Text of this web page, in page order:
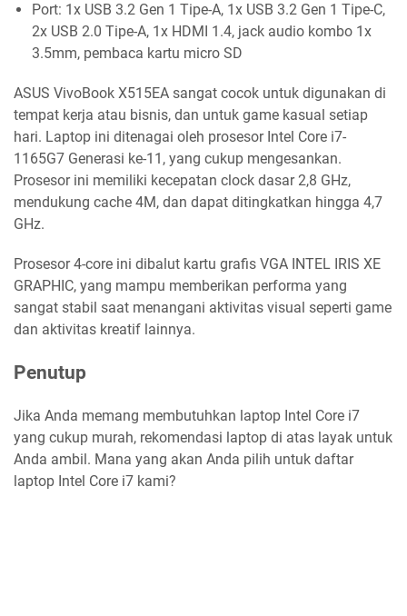
Port: 1x USB 3.2 Gen 1 Tipe-A, 1x USB 3.2 Gen 1 Tipe-C,
2x USB 2.0 Tipe-A, 1x HDMI 1.4, jack audio kombo 1x
3.5mm, pembaca kartu micro SD
ASUS VivoBook X515EA sangat cocok untuk digunakan di
tempat kerja atau bisnis, dan untuk game kasual setiap
hari. Laptop ini ditenagai oleh prosesor Intel Core i7-
1165G7 Generasi ke-11, yang cukup mengesankan.
Prosesor ini memiliki kecepatan clock dasar 2,8 GHz,
mendukung cache 4M, dan dapat ditingkatkan hingga 4,7
GHz.
Prosesor 4-core ini dibalut kartu grafis VGA INTEL IRIS XE
GRAPHIC, yang mampu memberikan performa yang
sangat stabil saat menangani aktivitas visual seperti game
dan aktivitas kreatif lainnya.
Penutup
Jika Anda memang membutuhkan laptop Intel Core i7
yang cukup murah, rekomendasi laptop di atas layak untuk
Anda ambil. Mana yang akan Anda pilih untuk daftar
laptop Intel Core i7 kami?